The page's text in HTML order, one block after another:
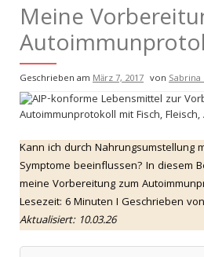
Meine
Geschrieben am März 7, 2017 von Sabrina
Kann ich durch Nahrungsumstellung
Symptome beeinflussen? In diesem
meine Vorbereitung zum
Lesezeit: 6 Minuten I Geschrieben
Aktualisiert: 10.03.26